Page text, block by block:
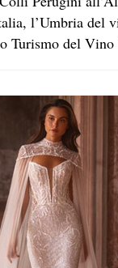
l’Umbria
Turismo del